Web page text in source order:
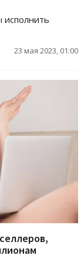
23 мая 2023, 01:00